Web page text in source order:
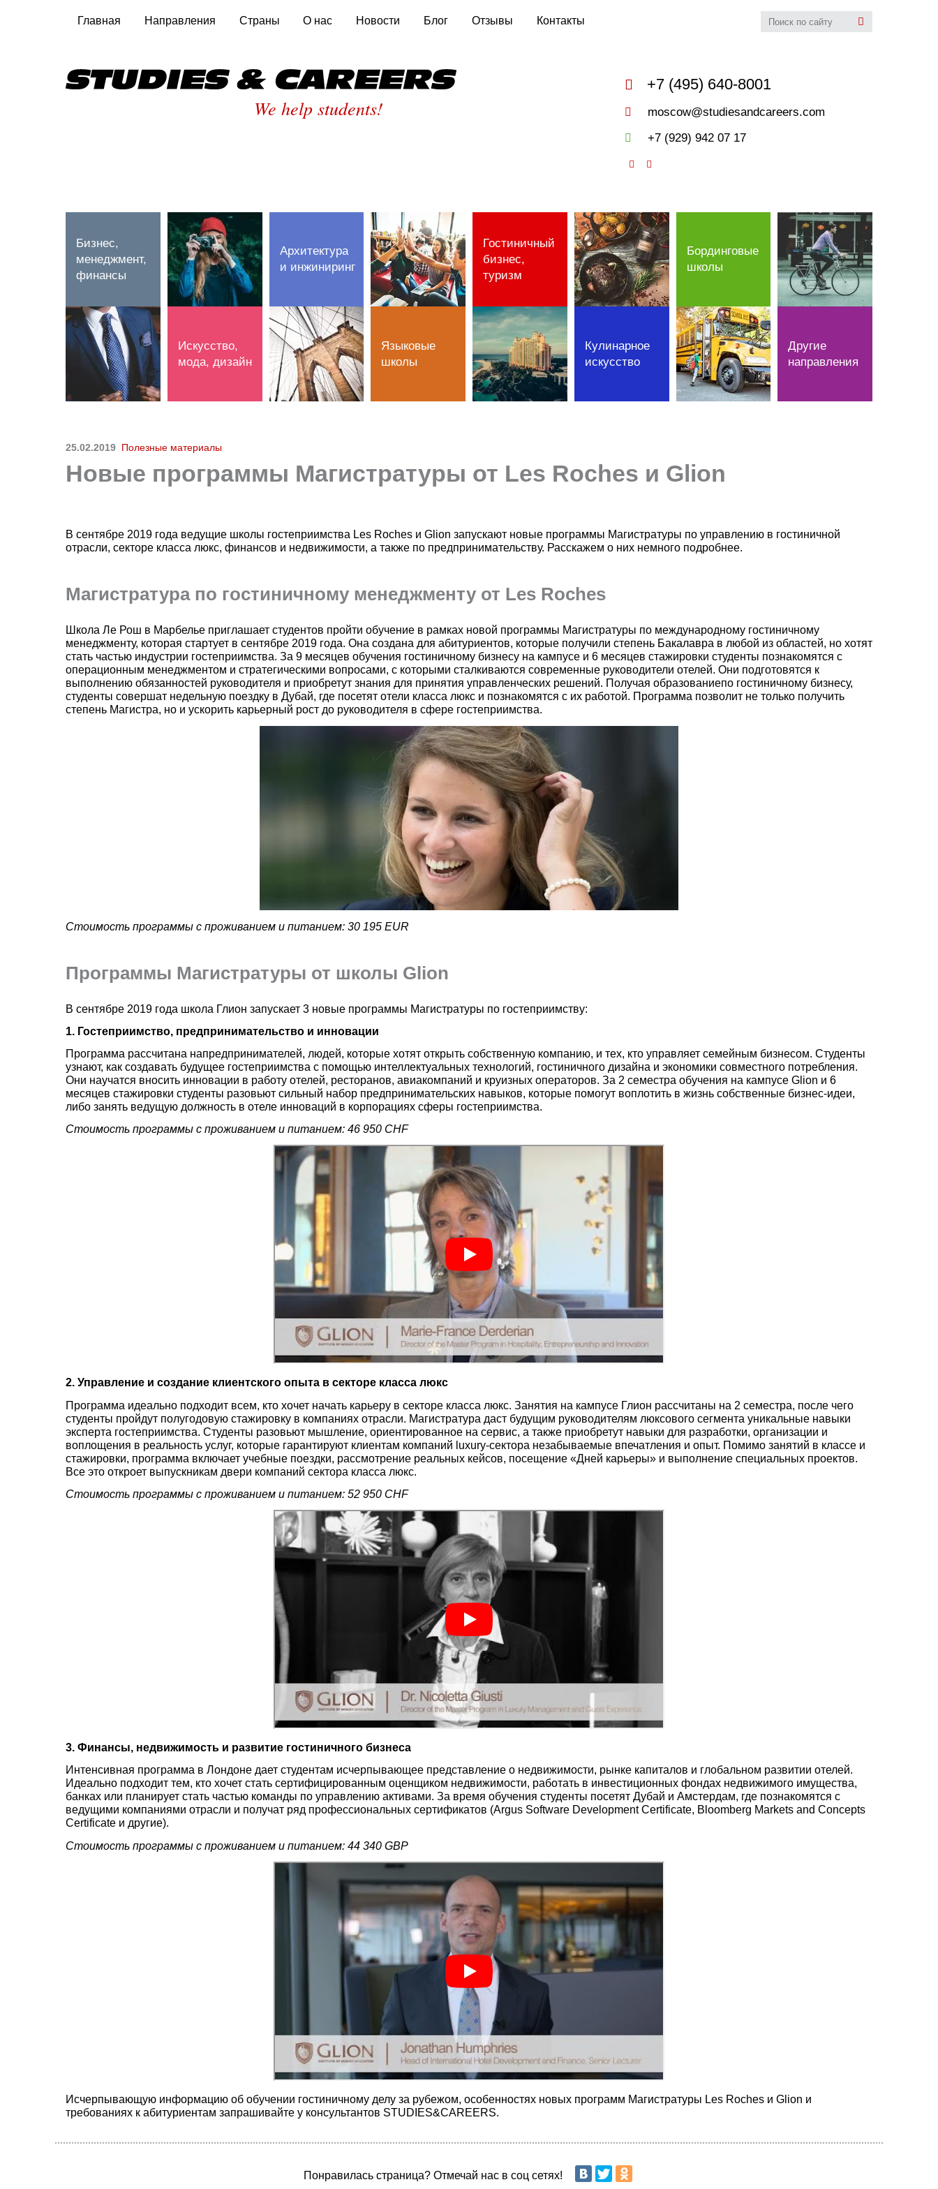
Главная Направления Страны О нас Новости Блог Отзывы Контакты
+7 (495) 640-8001
moscow@studiesandcareers.com
+7 (929) 942 07 17
We help students!
Бизнес,
менеджмент,
финансы
Искусство,
мода, дизайн
Архитектура
и инжиниринг
Языковые
школы
Гостиничный
бизнес,
туризм
Кулинарное
искусство
Бординговые
школы
Другие
направления
25.02.2019 Полезные материалы
Новые программы Магистратуры от Les Roches и Glion
В сентябре 2019 года ведущие школы гостеприимства Les Roches и Glion запускают новые программы Магистратуры по управлению в гостиничной
отрасли, секторе класса люкс, финансов и недвижимости, а также по предпринимательству. Расскажем о них немного подробнее.
Магистратура по гостиничному менеджменту от Les Roches
Школа Ле Рош в Марбелье приглашает студентов пройти обучение в рамках новой программы Магистратуры по международному гостиничному
менеджменту, которая стартует в сентябре 2019 года. Она создана для абитуриентов, которые получили степень Бакалавра в любой из областей, но хотят
стать частью индустрии гостеприимства. За 9 месяцев обучения гостиничному бизнесу на кампусе и 6 месяцев стажировки студенты познакомятся с
операционным менеджментом и стратегическими вопросами, с которыми сталкиваются современные руководители отелей. Они подготовятся к
выполнению обязанностей руководителя и приобретут знания для принятия управленческих решений. Получая образованиепо гостиничному бизнесу,
студенты совершат недельную поездку в Дубай, где посетят отели класса люкс и познакомятся с их работой. Программа позволит не только получить
степень Магистра, но и ускорить карьерный рост до руководителя в сфере гостеприимства.
Стоимость программы с проживанием и питанием: 30 195 EUR
Программы Магистратуры от школы Glion
В сентябре 2019 года школа Глион запускает 3 новые программы Магистратуры по гостеприимству:
1. Гостеприимство, предпринимательство и инновации
Программа рассчитана напредпринимателей, людей, которые хотят открыть собственную компанию, и тех, кто управляет семейным бизнесом. Студенты
узнают, как создавать будущее гостеприимства с помощью интеллектуальных технологий, гостиничного дизайна и экономики совместного потребления.
Они научатся вносить инновации в работу отелей, ресторанов, авиакомпаний и круизных операторов. За 2 семестра обучения на кампусе Glion и 6
месяцев стажировки студенты разовьют сильный набор предпринимательских навыков, которые помогут воплотить в жизнь собственные бизнес-идеи,
либо занять ведущую должность в отеле инноваций в корпорациях сферы гостеприимства.
Стоимость программы с проживанием и питанием: 46 950 CHF
2. Управление и создание клиентского опыта в секторе класса люкс
Программа идеально подходит всем, кто хочет начать карьеру в секторе класса люкс. Занятия на кампусе Глион рассчитаны на 2 семестра, после чего
студенты пройдут полугодовую стажировку в компаниях отрасли. Магистратура даст будущим руководителям люксового сегмента уникальные навыки
эксперта гостеприимства. Студенты разовьют мышление, ориентированное на сервис, а также приобретут навыки для разработки, организации и
воплощения в реальность услуг, которые гарантируют клиентам компаний luxury-сектора незабываемые впечатления и опыт. Помимо занятий в классе и
стажировки, программа включает учебные поездки, рассмотрение реальных кейсов, посещение «Дней карьеры» и выполнение специальных проектов.
Все это откроет выпускникам двери компаний сектора класса люкс.
Стоимость программы с проживанием и питанием: 52 950 CHF
3. Финансы, недвижимость и развитие гостиничного бизнеса
Интенсивная программа в Лондоне дает студентам исчерпывающее представление о недвижимости, рынке капиталов и глобальном развитии отелей.
Идеально подходит тем, кто хочет стать сертифицированным оценщиком недвижимости, работать в инвестиционных фондах недвижимого имущества,
банках или планирует стать частью команды по управлению активами. За время обучения студенты посетят Дубай и Амстердам, где познакомятся с
ведущими компаниями отрасли и получат ряд профессиональных сертификатов (Argus Software Development Certificate, Bloomberg Markets and Concepts
Certificate и другие).
Стоимость программы с проживанием и питанием: 44 340 GBP
Исчерпывающую информацию об обучении гостиничному делу за рубежом, особенностях новых программ Магистратуры Les Roches и Glion и
требованиях к абитуриентам запрашивайте у консультантов STUDIES&CAREERS.
Понравилась страница? Отмечай нас в соц сетях!